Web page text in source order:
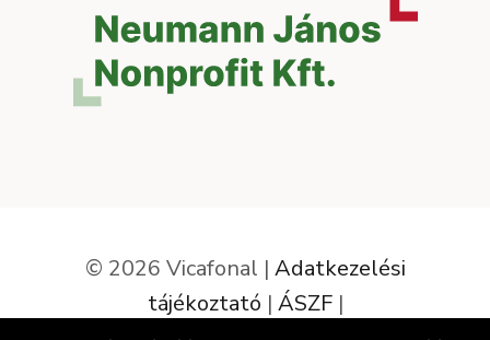
© 2026 Vicafonal | Adatkezelési
tájékoztató | ÁSZF|